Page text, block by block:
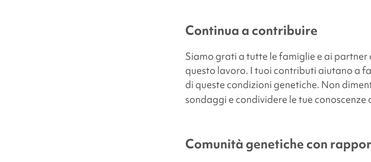
Continua a contribuire
Siamo grati a tutte le famiglie e ai partner
questo lavoro. I tuoi contributi aiutano a
di queste condizioni genetiche. Non
sondaggi e condividere le tue conoscenze
Comunità genetiche con